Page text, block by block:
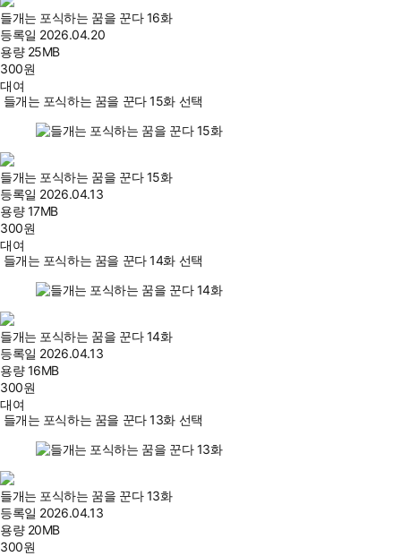
들개는 포식하는 꿈을 꾼다 16화
등록일 2026.04.20
용량 25MB
300원
대여
들개는 포식하는 꿈을 꾼다 15화 선택
들개는 포식하는 꿈을 꾼다 15화
등록일 2026.04.13
용량17MB
300원
대여
들개는 포식하는 꿈을 꾼다 14화 선택
들개는 포식하는 꿈을 꾼다 14화
등록일 2026.04.13
용량16MB
300원
대여
들개는 포식하는 꿈을 꾼다 13화 선택
들개는 포식하는 꿈을 꾼다 13화
등록일 2026.04.13
용량 20MB
300원